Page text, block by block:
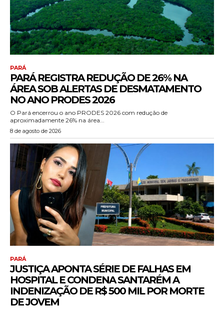
PARÁ
PARÁ REGISTRA REDUÇÃO DE 26% NA
ÁREA SOB ALERTAS DE DESMATAMENTO
NO ANO PRODES 2026
O Pará encerrou o ano PRODES 2026 com redução de
aproximadamente 26% na área...
8 de agosto de 2026
PARÁ
JUSTIÇA APONTA SÉRIE DE FALHAS EM
HOSPITAL E CONDENA SANTARÉM A
INDENIZAÇÃO DE R$ 500 MIL POR MORTE
DE JOVEM